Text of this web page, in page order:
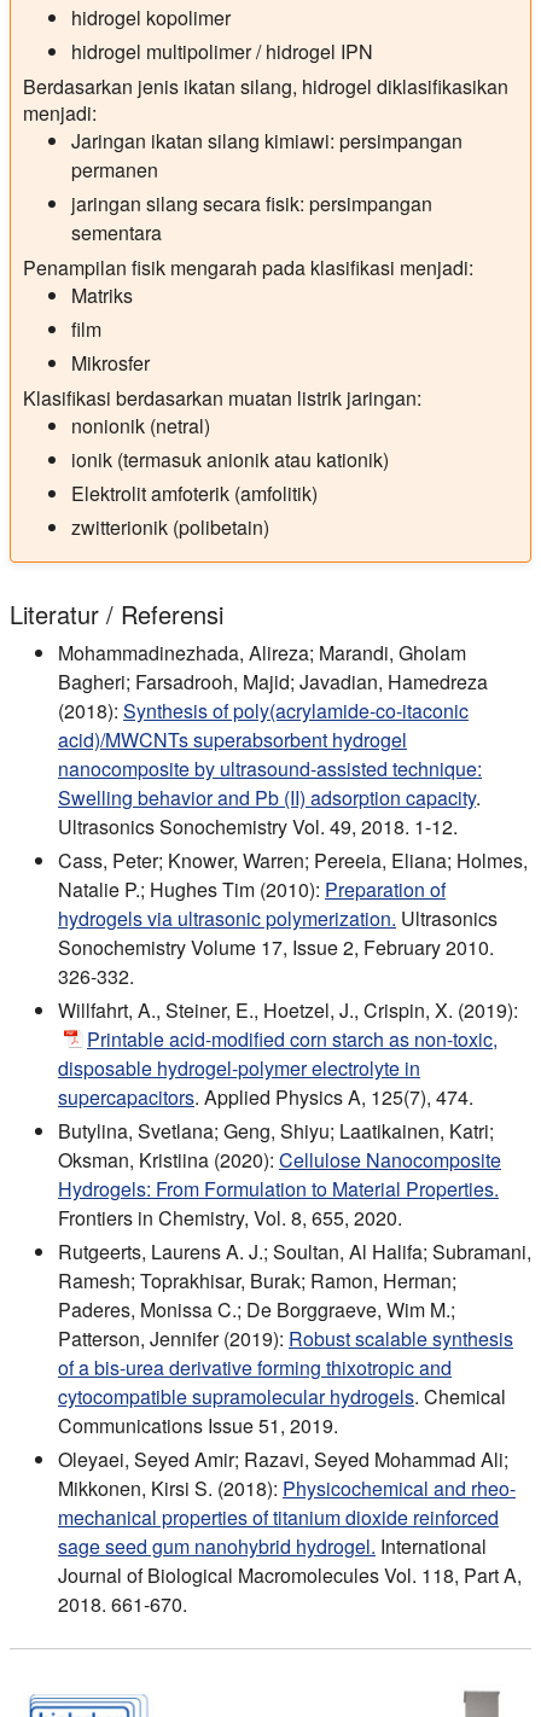
hidrogel kopolimer
hidrogel multipolimer / hidrogel IPN
Berdasarkan jenis ikatan silang, hidrogel diklasifikasikan
menjadi:
Jaringan ikatan silang kimiawi: persimpangan
permanen
jaringan silang secara fisik: persimpangan
sementara
Penampilan fisik mengarah pada klasifikasi menjadi:
Matriks
film
Mikrosfer
Klasifikasi berdasarkan muatan listrik jaringan:
nonionik (netral)
ionik (termasuk anionik atau kationik)
Elektrolit amfoterik (amfolitik)
zwitterionik (polibetain)
Literatur / Referensi
Mohammadinezhada, Alireza; Marandi, Gholam
Bagheri; Farsadrooh, Majid; Javadian, Hamedreza
(2018): Synthesis of poly(acrylamide-co-itaconic
acid)/MWCNTs superabsorbent hydrogel
nanocomposite by ultrasound-assisted technique:
Swelling behavior and Pb (II) adsorption capacity.
Ultrasonics Sonochemistry Vol. 49, 2018. 1-12.
Cass, Peter; Knower, Warren; Pereeia, Eliana; Holmes,
Natalie P.; Hughes Tim (2010): Preparation of
hydrogels via ultrasonic polymerization. Ultrasonics
Sonochemistry Volume 17, Issue 2, February 2010.
326-332.
Willfahrt, A., Steiner, E., Hoetzel, J., Crispin, X. (2019):
Printable acid-modified corn starch as non-toxic,
disposable hydrogel-polymer electrolyte in
supercapacitors. Applied Physics A, 125(7), 474.
Butylina, Svetlana; Geng, Shiyu; Laatikainen, Katri;
Oksman, Kristiina (2020): Cellulose Nanocomposite
Hydrogels: From Formulation to Material Properties.
Frontiers in Chemistry, Vol. 8, 655, 2020.
Rutgeerts, Laurens A. J.; Soultan, Al Halifa; Subramani,
Ramesh; Toprakhisar, Burak; Ramon, Herman;
Paderes, Monissa C.; De Borggraeve, Wim M.;
Patterson, Jennifer (2019): Robust scalable synthesis
of a bis-urea derivative forming thixotropic and
cytocompatible supramolecular hydrogels. Chemical
Communications Issue 51, 2019.
Oleyaei, Seyed Amir; Razavi, Seyed Mohammad Ali;
Mikkonen, Kirsi S. (2018): Physicochemical and rheo-
mechanical properties of titanium dioxide reinforced
sage seed gum nanohybrid hydrogel. International
Journal of Biological Macromolecules Vol. 118, Part A,
2018. 661-670.